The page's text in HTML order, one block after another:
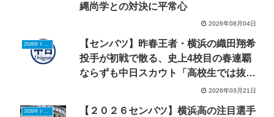
縄尚学との対決に平常心
2026年08月04日
2026年ドラフトニュース
【センバツ】昨春王者・横浜の織田翔希
投手が初戦で散る、史上4校目の春連覇
ならずも中日スカウト「高校生では抜け
2026年03月21日
2026年ドラフトニュース 【２０２６センバツ】横浜高の注目選手